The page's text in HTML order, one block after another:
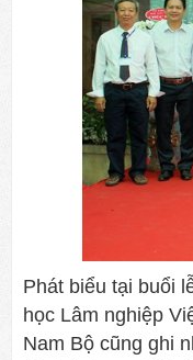
Phát biểu tại buổi
học Lâm nghiệp
Nam Bộ cũng ghi